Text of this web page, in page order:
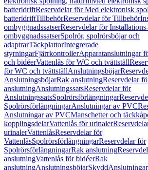
batteridriftReservdelar för Med elektronisk
batteridriftTillbehörReservdelar för Tillbehör
ombyggnadssatserReservdelar för
ombyggnadssatserSpolrör, spolrörsböjar och
adaptrarTäckplattorIntegrerade
styrningarFjärrkontrollerApparatanslutningar
och bidéerVattenlås för WC och tvättställ
för WC och tvättställAnslutningsböjar
AnslutningsböjarRak anslutningReservdelar
anslutningAnslutningssatsReservdelar för
AnslutningssatsSpolrörsförlängningar
SpolrörsförlängningarAnslutningar av PVC
Anslutningar av PVCManschetter och
kopplingsdelarVattenlås för urinaler
urinalerVattenlåsReservdelar för
VattenlåsSpolrörsförlängningarReservdelar för
SpolrörsförlängningarRak anslutning
anslutningVattenlås för bidéerRak
anslutningAnslutningsböjarSkyddAnslutningar